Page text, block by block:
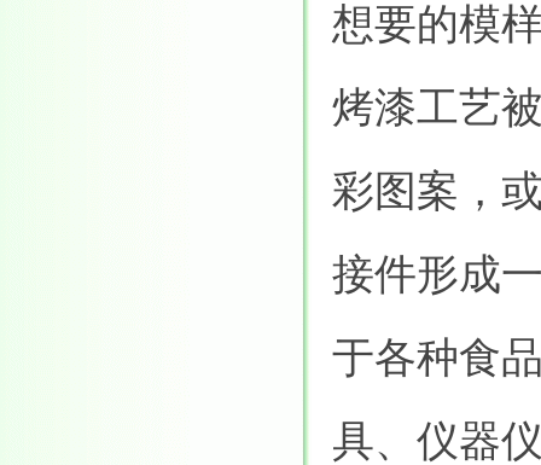
想要的模
烤漆工艺
彩图案，
接件形成
于各种食
具、仪器